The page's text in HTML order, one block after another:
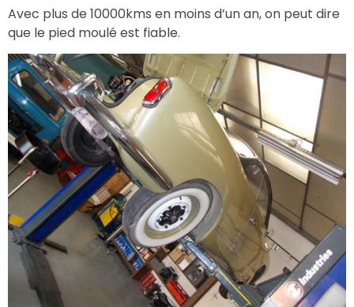
Avec plus de 10000kms en moins d’un an, on peut dire
que le pied moulé est fiable.